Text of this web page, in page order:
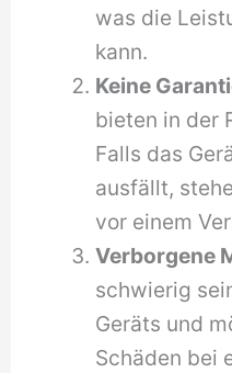
was die
kann.
Keine
bieten in der
Falls das
ausfällt,
vor einem
Verborgene
schwierig
Geräts und
Schäden bei